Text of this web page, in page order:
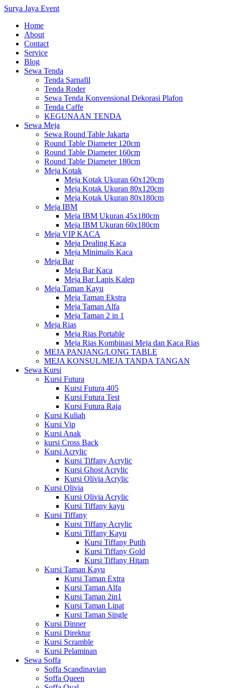
Surya Jaya Event
Home
About
Contact
Service
Blog
Sewa Tenda
Tenda Sarnafil
Tenda Roder
Sewa Tenda Konvensional Dekorasi Plafon
Tenda Caffe
KEGUNAAN TENDA
Sewa Meja
Sewa Round Table Jakarta
Round Table Diameter 120cm
Round Table Diameter 160cm
Round Table Diameter 180cm
Meja Kotak
Meja Kotak Ukuran 60x120cm
Meja Kotak Ukuran 80x120cm
Meja Kotak Ukuran 80x180cm
Meja IBM
Meja IBM Ukuran 45x180cm
Meja IBM Ukuran 60x180cm
Meja VIP KACA
Meja Dealing Kaca
Meja Minimalis Kaca
Meja Bar
Meja Bar Kaca
Meja Bar Lapis Kalep
Meja Taman Kayu
Meja Taman Ekstra
Meja Taman Alfa
Meja Taman 2 in 1
Meja Rias
Meja Rias Portable
Meja Rias Kombinasi Meja dan Kaca Rias
MEJA PANJANG/LONG TABLE
MEJA KONSUL/MEJA TANDA TANGAN
Sewa Kursi
Kursi Futura
Kursi Futura 405
Kursi Futura Test
Kursi Futura Raja
Kursi Kuliah
Kursi Vip
Kursi Anak
kursi Cross Back
Kursi Acrylic
Kursi Tiffany Acrylic
Kursi Ghost Acrylic
Kursi Olivia Acrylic
Kursi Olivia
Kursi Olivia Acrylic
Kursi Tiffany kayu
Kursi Tiffany
Kursi Tiffany Acrylic
Kursi Tiffany Kayu
Kursi Tiffany Putih
Kursi Tiffany Gold
Kursi Tiffany Hitam
Kursi Taman Kayu
Kursi Taman Extra
Kursi Taman Alfa
Kursi Taman 2in1
Kursi Taman Lipat
Kursi Taman Single
Kursi Dinner
Kursi Direktur
Kursi Scramble
Kursi Pelaminan
Sewa Soffa
Soffa Scandinavian
Soffa Queen